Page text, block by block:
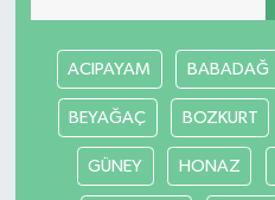
ACIPAYAM BABADAĞ
BEYAĞAÇ BOZKURT
GÜNEY HONAZ